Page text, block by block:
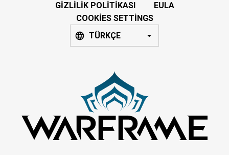
GIZLILIK POLITIKASI
EULA
COOKIES SETTINGS
TÜRKÇE